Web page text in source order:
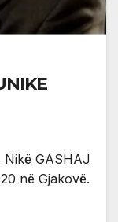
Nikë GASHAJ
në Gjakovë.